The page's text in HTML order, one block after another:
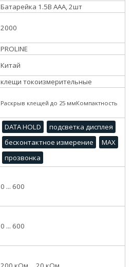
Батарейка 1.5В ААА, 2шт
2000
PROLINE
Китай
клещи токоизмерительные
Раскрыв клещей до 25 ммКомпактность
DATA HOLD
подсветка дисплея
бесконтактное измерение
MAX
прозвонка
0 ... 600
0 ... 600